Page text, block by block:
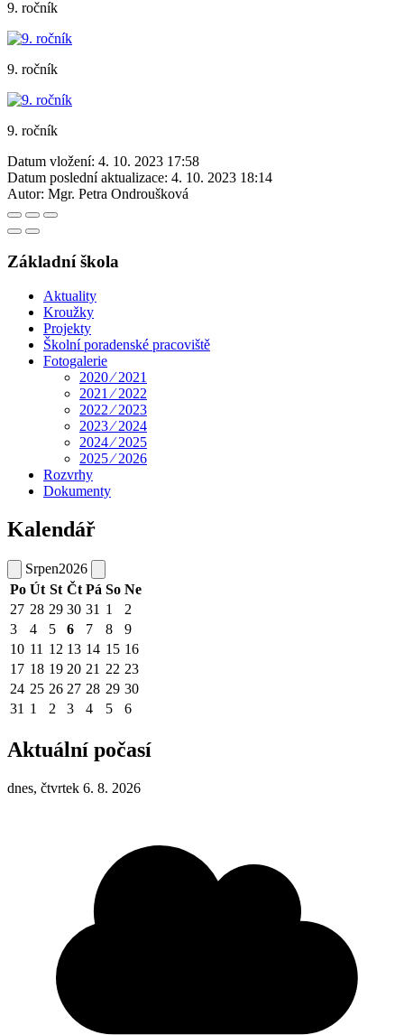
9. ročník
9. ročník
9. ročník
Datum vložení: 4. 10. 2023 17:58
Datum poslední aktualizace: 4. 10. 2023 18:14
Autor: Mgr. Petra Ondroušková
Základní škola
Aktuality
Kroužky
Projekty
Školní poradenské pracoviště
Fotogalerie
2020 ⁄ 2021
2021 ⁄ 2022
2022 ⁄ 2023
2023 ⁄ 2024
2024 ⁄ 2025
2025 ⁄ 2026
Rozvrhy
Dokumenty
Kalendář
Srpen2026
Po Út St Čt Pá So Ne
27 28 29 30 31 1
2
3
4 5 6 7 8
9
10 11 12 13 14 15 16
17 18 19 20 21 22 23
24 25 26 27 28 29 30
31 1 2 3 4 5 6
Aktuální počasí
dnes, čtvrtek 6. 8. 2026